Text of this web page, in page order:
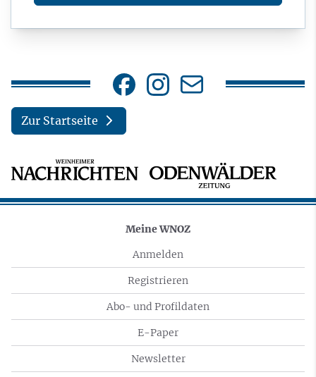
Zur Startseite
Meine WNOZ
Anmelden
Registrieren
Abo- und Profildaten
E-Paper
Newsletter